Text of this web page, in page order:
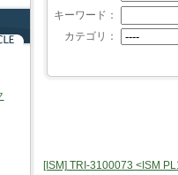
キーワード：
カテゴリ：
[ISM] TRI-3100073 <ISM